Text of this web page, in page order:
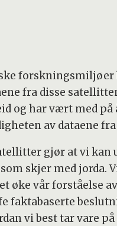
forskningsmiljøer
fra disse
og har vært med
av dataene fra
gjør at vi kan
skjer med jorda.
øke vår forståelse
faktabaserte
vi best tar vare